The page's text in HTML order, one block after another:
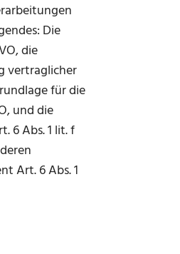
Die
die
vertraglicher
für die
und die
6 Abs. 1 lit. f
Art. 6 Abs. 1